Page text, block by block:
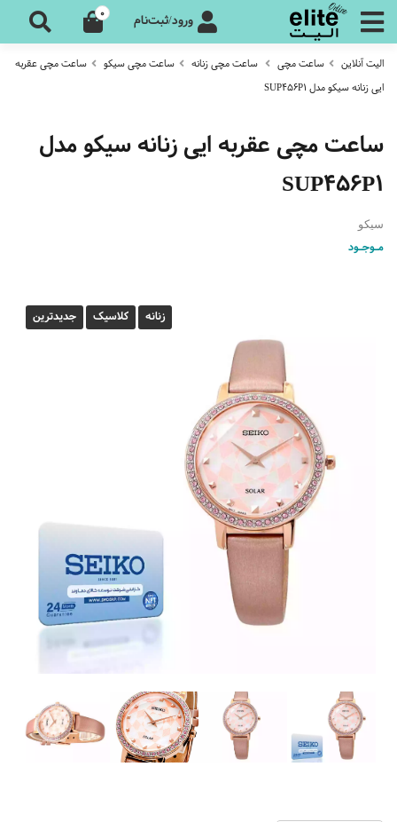
ورود/ثبت‌نام 0
الیت آنلاین ساعت مچی ساعت مچی زنانه ساعت مچی سیکو
ساعت مچی عقربه
ایی زنانه سیکو مدل SUP456P1
ساعت مچی عقربه ایی زنانه سیکو مدل
SUP456P1
سیکو
مـوجـود
زنانه کلاسیک جدیدترین